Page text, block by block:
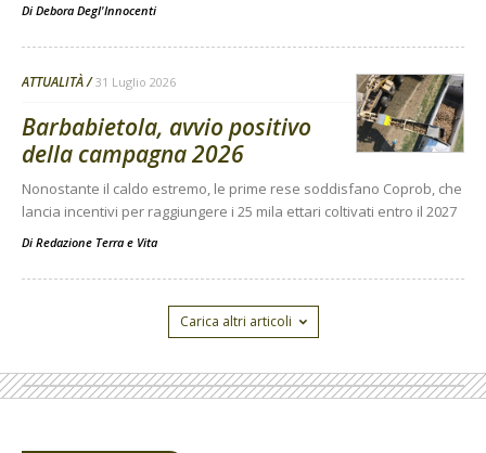
Di Debora Degl'Innocenti
ATTUALITÀ 31 Luglio 2026
Barbabietola, avvio positivo
della campagna 2026
Nonostante il caldo estremo, le prime rese soddisfano Coprob, che
lancia incentivi per raggiungere i 25 mila ettari coltivati entro il 2027
Di Redazione Terra e Vita
Carica altri articoli